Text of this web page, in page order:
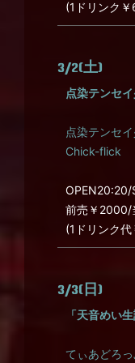
(1ドリンク
3/2(土)
点染テンセ
点染テンセイ
Chick-flick
OPEN20:20/
前売￥2000/
(1ドリンク
3/3(日)
「天音めい生
てぃあどろっ